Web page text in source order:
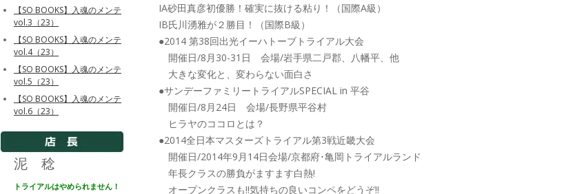
IA砂田真彦初優勝！確実に抜ける粘り！（国際A級）
IB氏川湧雅が２勝目！（国際B級）
●2014 第38回出光イーハトーブトライアル大会
開催日/8月30-31日 会場/岩手県二戸郡、八幡平、他
大きな変化と、変わらない面白さ
●サンデーファミリートライアルSPECIAL in 平谷
開催日/8月24日 会場/長野県平谷村
ヒラヤのココロとは？
●2014全日本マスターズトライアル第3戦近畿大会
開催日/2014年9月14日会場/京都府･亀岡トライアルランド
年長クラスの勝負がますます白熱!
オープンクラスも!!気持ちの良いコンペをどうぞ!!
【SO BOOKS】入魂のメンテ
vol.3（23）
【SO BOOKS】入魂のメンテ
vol.4（23）
【SO BOOKS】入魂のメンテ
vol.5（23）
【SO BOOKS】入魂のメンテ
vol.6（23）
泥 稔
トライアルはやめられません！